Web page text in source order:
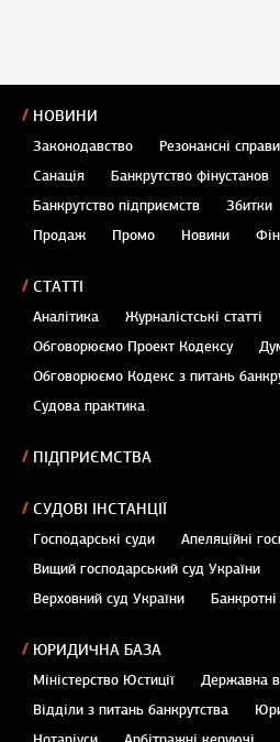
НОВИНИ
Законодавство Резонансні справи
Санація
Банкрутство фінустанов
Банкрутство підприємств
Збитки
Продаж
Промо Новини
СТАТТІ
Аналітика Журналістські статті
Обговорюємо Проект Кодексу
Обговорюємо Кодекс з питань
Судова практика
ПІДПРИЄМСТВА
СУДОВІ ІНСТАНЦІЇ
Господарські суди
Апеляційні
Вищий господарський суд України
Верховний суд України
ЮРИДИЧНА БАЗА
Міністерство Юстиції
Державна
Відділи з питань банкрутства